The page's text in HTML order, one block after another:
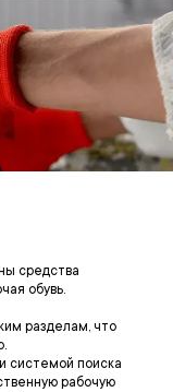
средства
обувь.
разделам, что
системой поиска
рабочую